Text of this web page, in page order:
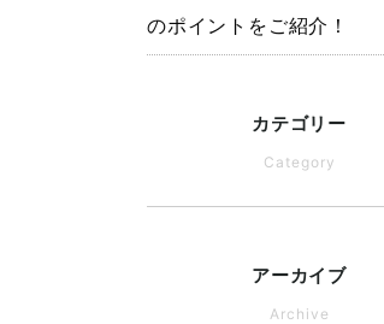
のポイントをご紹介！
カテゴリー
Category
アーカイブ
Archive